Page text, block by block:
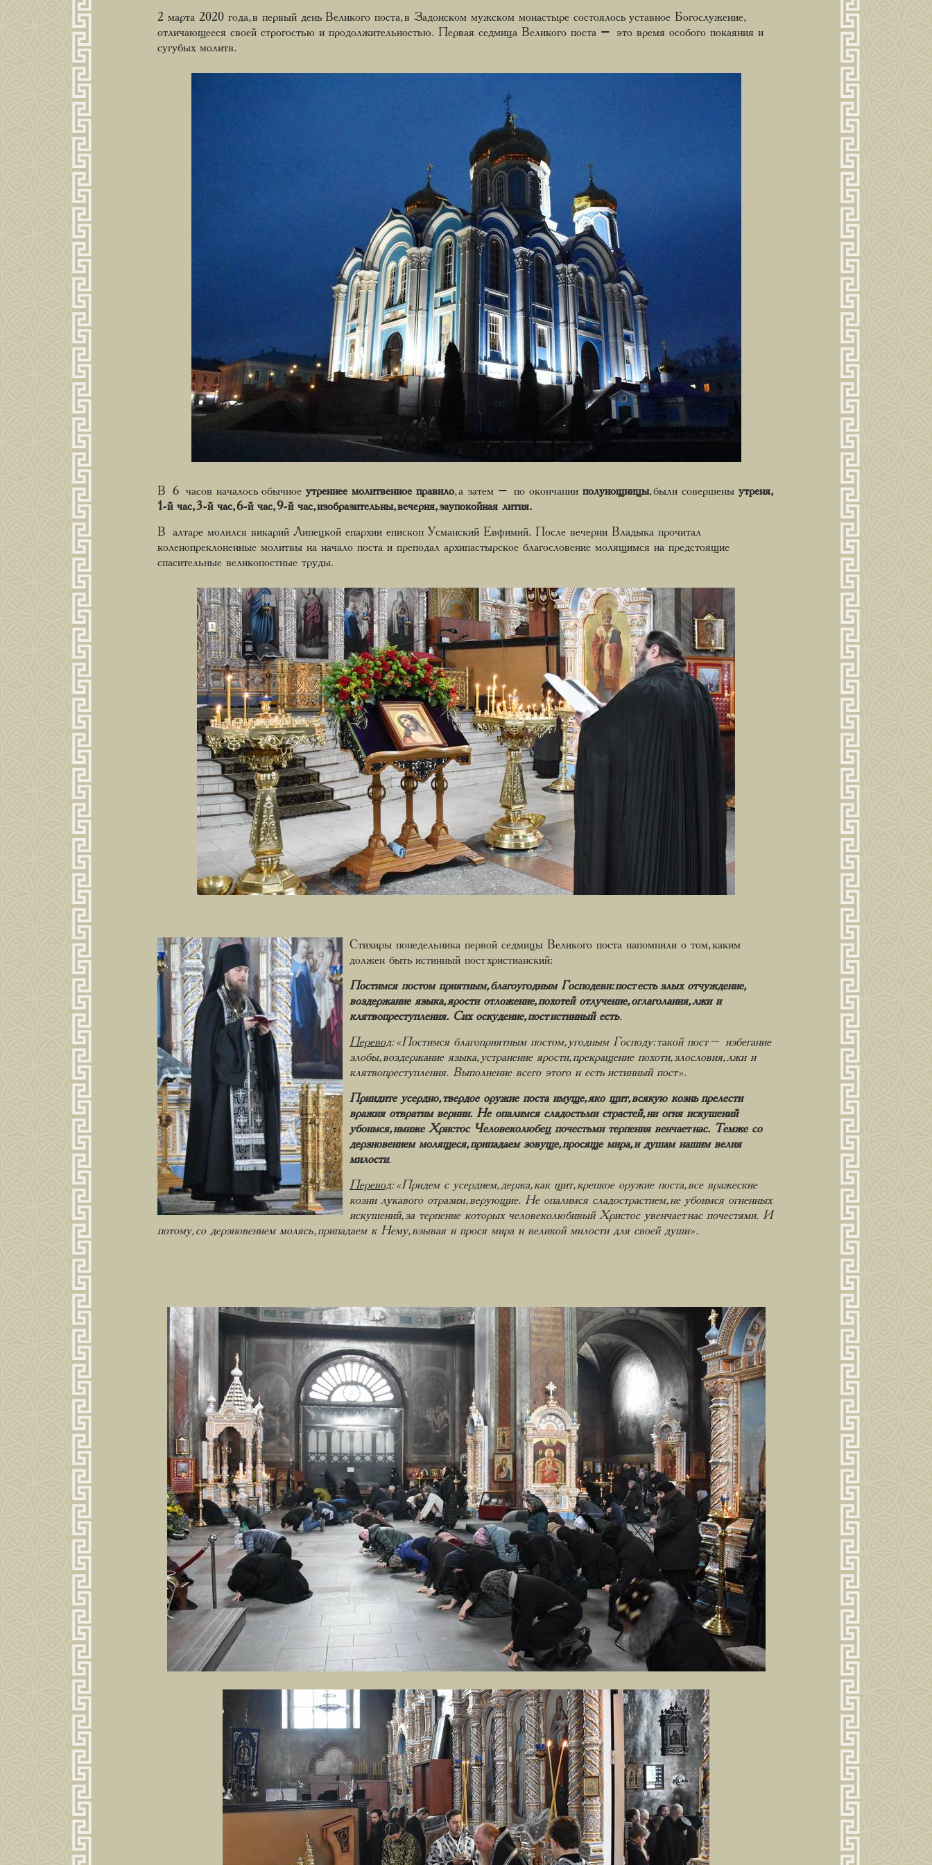
2 марта 2020 года, в первый день Великого поста, в Задонском мужском монастыре состоялось уставное Богослужение,
отличающееся своей строгостью и продолжительностью. Первая седмица Великого поста – это время особого покаяния и
сугубых молитв.
В 6 часов началось обычное утреннее молитвенное правило, а затем – по окончании полунощницы, были совершены утреня,
1-й час, 3-й час, 6-й час, 9-й час, изобразительны, вечерня, заупокойная лития.
В алтаре молился викарий Липецкой епархии епископ Усманский Евфимий. После вечерни Владыка прочитал
коленопреклоненные молитвы на начало поста и преподал архипастырское благословение молящимся на предстоящие
спасительные великопостные труды.
Стихиры понедельника первой седмицы Великого поста напомнили о том, каким
должен быть истинный пост христианский:
Постимся постом приятным, благоугодным Господеви: пост есть злых отчуждение,
воздержание языка, ярости отложение, похотей отлучение, оглаголания, лжи и
клятвопреступления. Сих оскудение, пост истинный есть.
Перевод: «Постимся благоприятным постом, угодным Господу: такой пост – избегание
злобы, воздержание языка, устранение ярости, прекращение похоти, злословия, лжи и
клятвопреступления. Выполнение всего этого и есть истинный пост».
Приидите усердно, твердое оружие поста имуще, яко щит, всякую кознь прелести
вражия отвратим вернии. Не опалимся сладостьми страстей, ни огня искушений
убоимся, имиже Христос Человеколюбец почестьми терпения венчает нас. Темже со
дерзновением молящеся, припадаем зовуще, просяще мира, и душам нашим велия
милости.
Перевод: «Придем с усердием, держа, как щит, крепкое оружие поста, все вражеские
козни лукавого отразим, верующие. Не опалимся сладострастием, не убоимся огненных
искушений, за терпение которых человеколюбивый Христос увенчает нас почестями. И
потому, со дерзновением молясь, припадаем к Нему, взывая и прося мира и великой милости для своей души».